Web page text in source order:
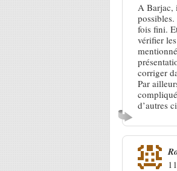
A Barjac,
fois fini.
vérifier
corriger
Par
d’autres